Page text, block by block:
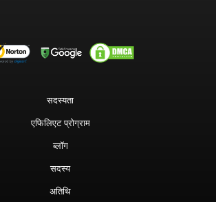
सदस्यता
एफिलिएट प्रोग्राम
ब्लॉग
सदस्य
अतिथि